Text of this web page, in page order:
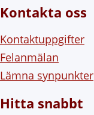
Kontakta oss
Kontaktuppgifter
Felanmälan
Lämna synpunkter
Hitta snabbt